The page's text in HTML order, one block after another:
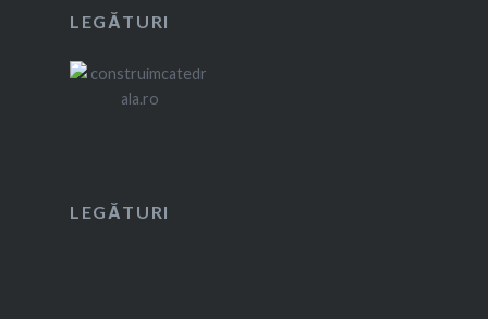
LEGĂTURI
LEGĂTURI